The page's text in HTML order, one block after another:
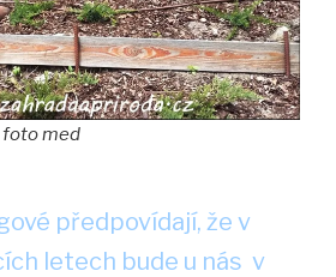
foto med
předpovídají, že v
letech bude u nás v